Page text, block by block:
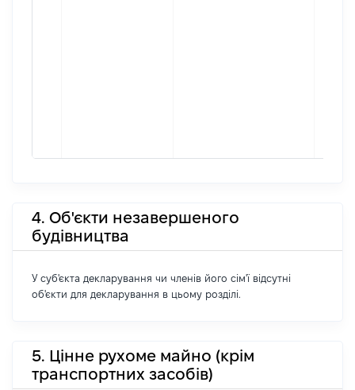
4. Об'єкти незавершеного
будівництва
У суб'єкта декларування чи членів його сім'ї відсутні
об'єкти для декларування в цьому розділі.
5. Цінне рухоме майно (крім
транспортних засобів)